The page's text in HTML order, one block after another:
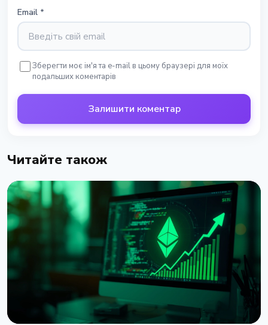
Email *
Зберегти моє ім'я та e-mail в цьому браузері для моїх
подальших коментарів
Залишити коментар
Читайте також